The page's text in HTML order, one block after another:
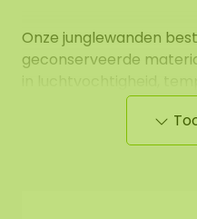
Onze junglewanden
geconserveerde
kunnen bladeren
sommige gevallen
kleurafgifte